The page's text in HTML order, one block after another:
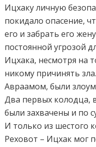
Ицхаку личную
покидало опасение,
его и забрать его
постоянной угрозой
Ицхака, несмотря на
никому причинять
Авраамом, были
Два первых колодца,
были захвачены и по
И только из шестого
Реховот – Ицхак мог